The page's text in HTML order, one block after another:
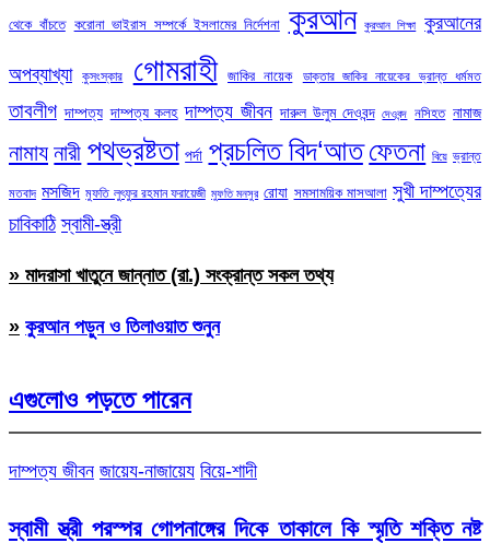
থেকে বাঁচতে করোনা ভাইরাস সম্পর্কে ইসলামের নির্দেশনা কুরআন কুরআন শিক্ষা কুরআনের
অপব্যাখ্যা কুসংস্কার গোমরাহী জাকির নায়েক ডাক্তার জাকির নায়েকের ভ্রান্ত ধর্মমত
তাবলীগ দাম্পত্য দাম্পত্য কলহ দাম্পত্য জীবন দারুল উলুম দেওবন্দ দেওবন্দ নসিহত নামাজ
নামায নারী পথভ্রষ্টতা পর্দা প্রচলিত বিদ‘আত ফেতনা বিয়ে ভ্রান্ত
মতবাদ মসজিদ মুফতি লুৎফুর রহমান ফরায়েজী মুফতি মনসুর রোযা সমসাময়িক মাসআলা সুখী দাম্পত্যের
চাবিকাঠি স্বামী-স্ত্রী
» মাদরাসা খাতুনে জান্নাত (রা.) সংক্রান্ত সকল তথ্য
» কুরআন পড়ুন ও তিলাওয়াত শুনুন
এগুলোও পড়তে পারেন
দাম্পত্য জীবন জায়েয-নাজায়েয বিয়ে-শাদী
স্বামী স্ত্রী পরস্পর গোপনাঙ্গের দিকে তাকালে কি স্মৃতি শক্তি নষ্ট